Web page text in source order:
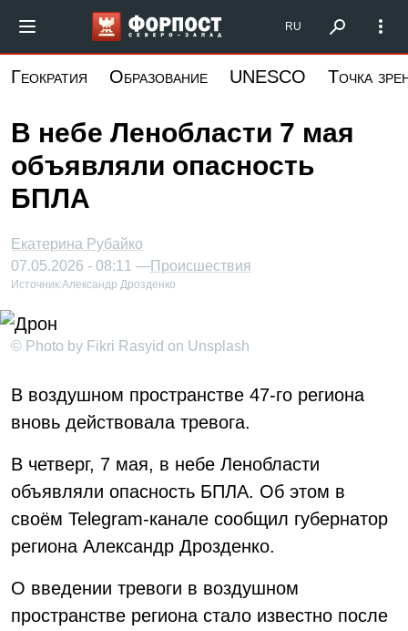
основному
Форпост Северо-Запад
RU
Геократия Образование UNESCO Точка
В небе Ленобласти 7 мая
объявляли опасность
БПЛА
Екатерина Рубайко
07.05.2026 - 08:11 —Происшествия
Источник:Александр Дрозденко
© Photo by Fikri Rasyid on Unsplash
В воздушном пространстве 47-го региона
вновь действовала тревога.
В четверг, 7 мая, в небе Ленобласти
объявляли опасность БПЛА. Об этом в
своём Telegram-канале сообщил губернатор
региона Александр Дрозденко.
О введении тревоги в воздушном
пространстве региона стало известно после